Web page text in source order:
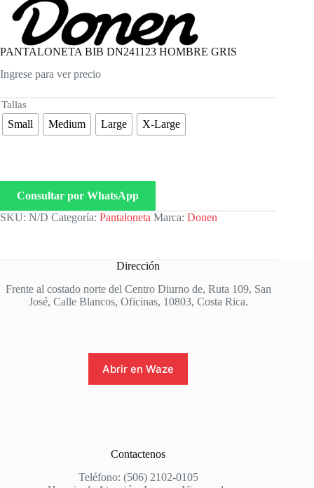
PANTALONETA BIB DN241123 HOMBRE GRIS
Ingrese para ver precio
Tallas
Small Medium Large X-Large
Consultar por WhatsApp
SKU: N/D Categoría: Pantaloneta Marca: Donen
Dirección
Frente al costado norte del Centro Diurno de, Ruta 109, San
José, Calle Blancos, Oficinas, 10803, Costa Rica.
Abrir en Waze
Contactenos
Teléfono: (506) 2102-0105